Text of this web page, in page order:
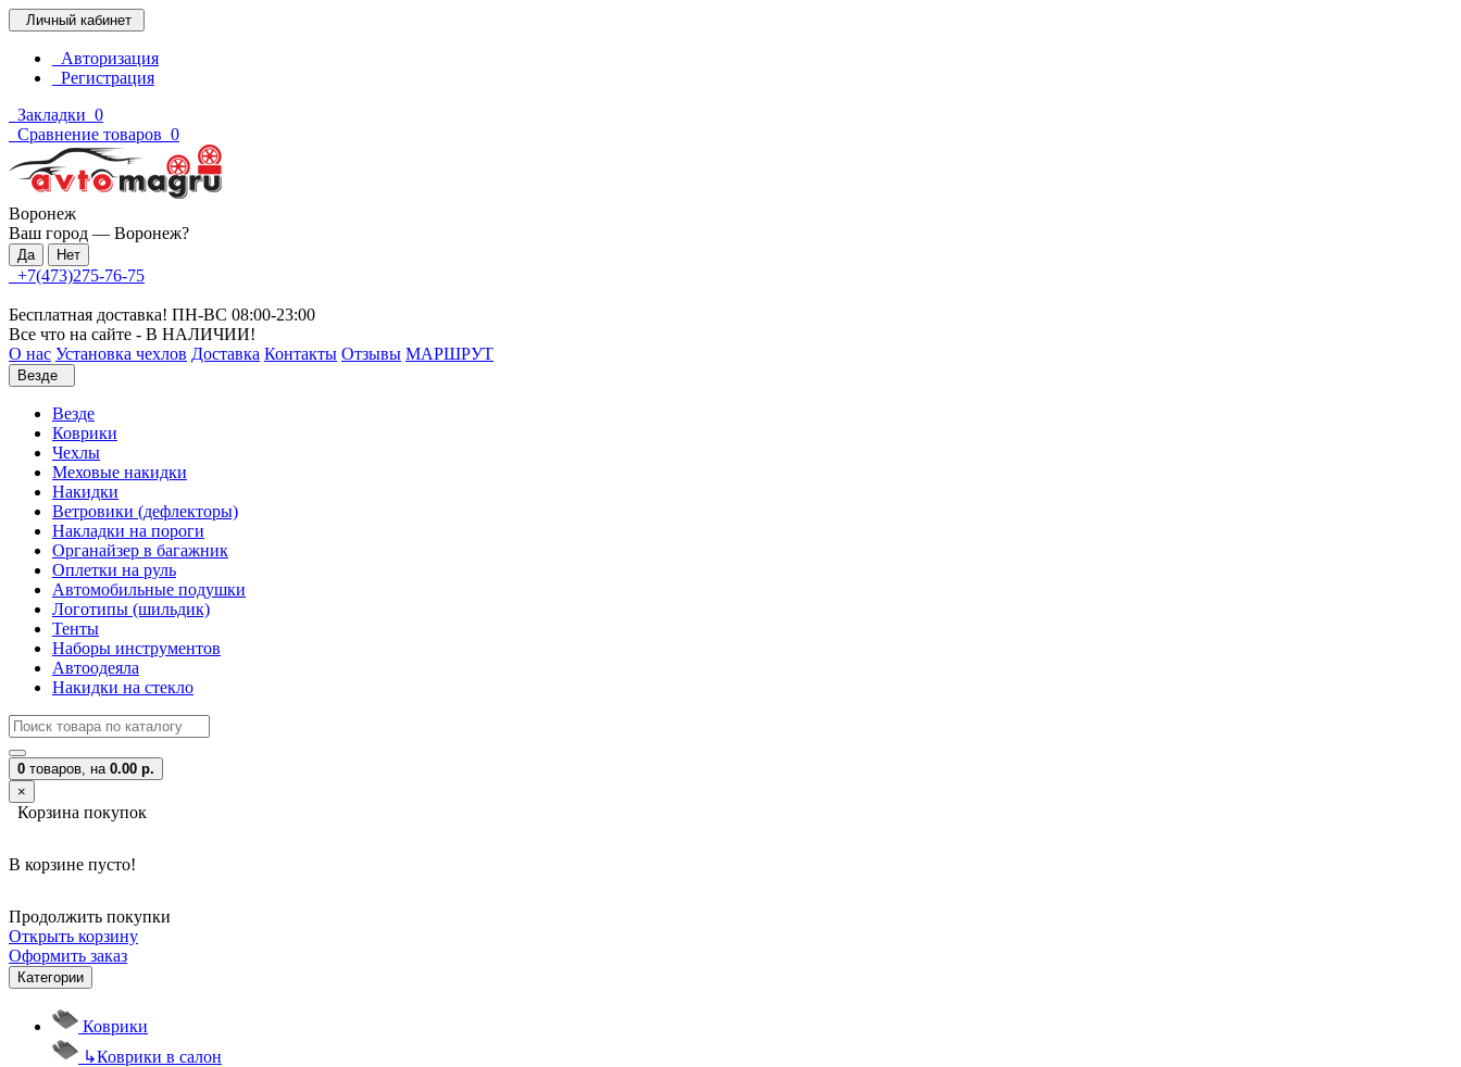
Личный кабинет
Авторизация
Регистрация
Закладки 0
Сравнение товаров 0
Воронеж
Ваш город — Воронеж?
+7(473)275-76-75
Бесплатная доставка! ПН-ВС 08:00-23:00
Все что на сайте - В НАЛИЧИИ!
О нас Установка чехлов Доставка Контакты Отзывы МАРШРУТ
Везде
Везде
Коврики
Чехлы
Меховые накидки
Накидки
Ветровики (дефлекторы)
Накладки на пороги
Органайзер в багажник
Оплетки на руль
Автомобильные подушки
Логотипы (шильдик)
Тенты
Наборы инструментов
Автоодеяла
Накидки на стекло
0 товаров, на 0.00 р.
×
Корзина покупок
В корзине пусто!
Продолжить покупки
Открыть корзину
Оформить заказ
Категории
Коврики
↳Коврики в салон